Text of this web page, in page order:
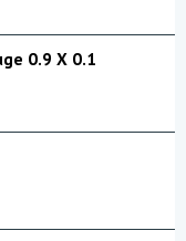
0.9 X 0.1